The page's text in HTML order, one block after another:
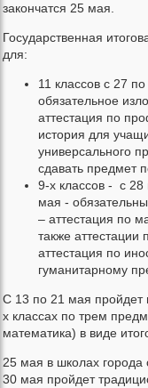
закончатся 25 мая.
Государственная
для:
11 классов с 27
обязательное
аттестация по
история для
универсального
сдавать предмет
9-х классов - с
мая -
– аттестация по
также аттестации
аттестация по
гуманитарному
С 13 по 21 мая пройдет
х классах по трем
математика) в виде
25 мая в школах города
30 мая пройдет